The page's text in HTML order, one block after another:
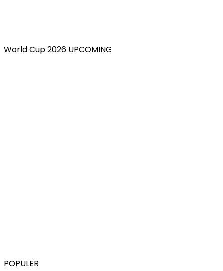
World Cup 2026 UPCOMING
POPULER